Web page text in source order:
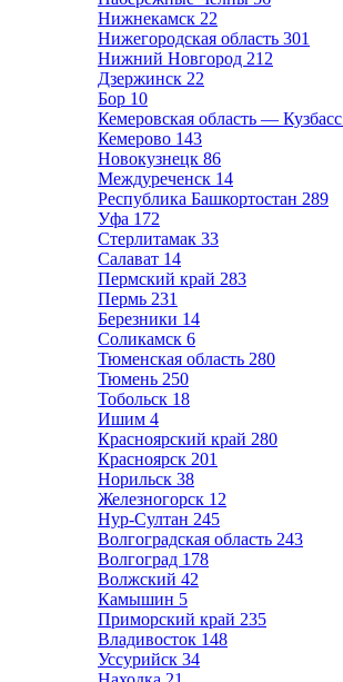
Нижнекамск 22
Нижегородская область 301
Нижний Новгород 212
Дзержинск 22
Бор 10
Кемеровская область — Кузбасс
Кемерово 143
Новокузнецк 86
Междуреченск 14
Республика Башкортостан 289
Уфа 172
Стерлитамак 33
Салават 14
Пермский край 283
Пермь 231
Березники 14
Соликамск 6
Тюменская область 280
Тюмень 250
Тобольск 18
Ишим 4
Красноярский край 280
Красноярск 201
Норильск 38
Железногорск 12
Нур-Султан 245
Волгоградская область 243
Волгоград 178
Волжский 42
Камышин 5
Приморский край 235
Владивосток 148
Уссурийск 34